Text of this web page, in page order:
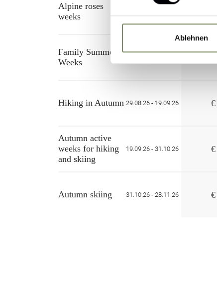
Ablehnen
Alpine roses
weeks
Family Summer
Weeks
Hiking in Autumn 29.08.26 - 19.09.26
Autumn active
weeks for hiking
and skiing
19.09.26 - 31.10.26
Autumn skiing 31.10.26 - 28.11.26